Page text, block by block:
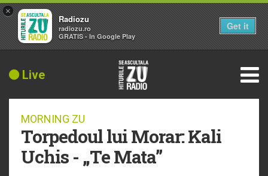
Live
MORNING ZU
Torpedoul lui Morar: Kali
Uchis - „Te Mata”
×
Radiozu
radiozu.ro
GRATIS - In Google Play
Get it